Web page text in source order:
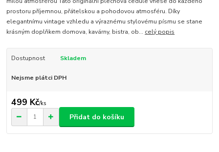
prostoru příjemnou, přátelskou a pohodovou atmosféru. Díky
elegantnímu vintage vzhledu a výraznému stylovému písmu se stane
krásným doplňkem domova, kavárny, bistra, ob... celý popis
Dostupnost Skladem
Nejsme plátci DPH
499 Kč/ks
Přidat do košíku